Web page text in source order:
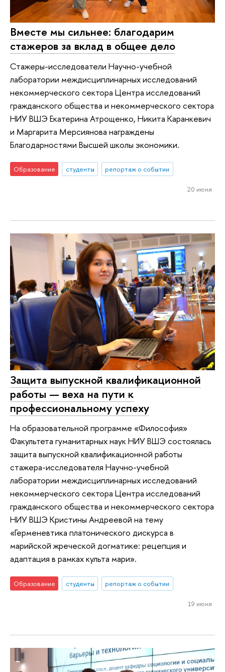
Вместе мы сильнее: благодарим
стажеров за вклад в общее дело
Стажеры-исследователи Научно-учебной
лаборатории междисциплинарных исследований
некоммерческого сектора Центра исследований
гражданского общества и некоммерческого сектора
НИУ ВШЭ Екатерина Атрощенко, Никита Каранкевич
и Маргарита Мерсиянова награждены
Благодарностями Высшей школы экономики.
Образование студенты репортаж о событии
20 июня
Защита выпускной квалификационной
работы — веха на пути к
профессиональному успеху
На образовательной программе «Философия»
Факультета гуманитарных наук НИУ ВШЭ состоялась
защита выпускной квалификационной работы
стажера-исследователя Научно-учебной
лаборатории междисциплинарных исследований
некоммерческого сектора Центра исследований
гражданского общества и некоммерческого сектора
НИУ ВШЭ Кристины Андреевой на тему
«Герменевтика платонического дискурса в
марийской жреческой догматике: рецепция и
адаптация в рамках культа мари».
Образование студенты репортаж о событии
19 июня